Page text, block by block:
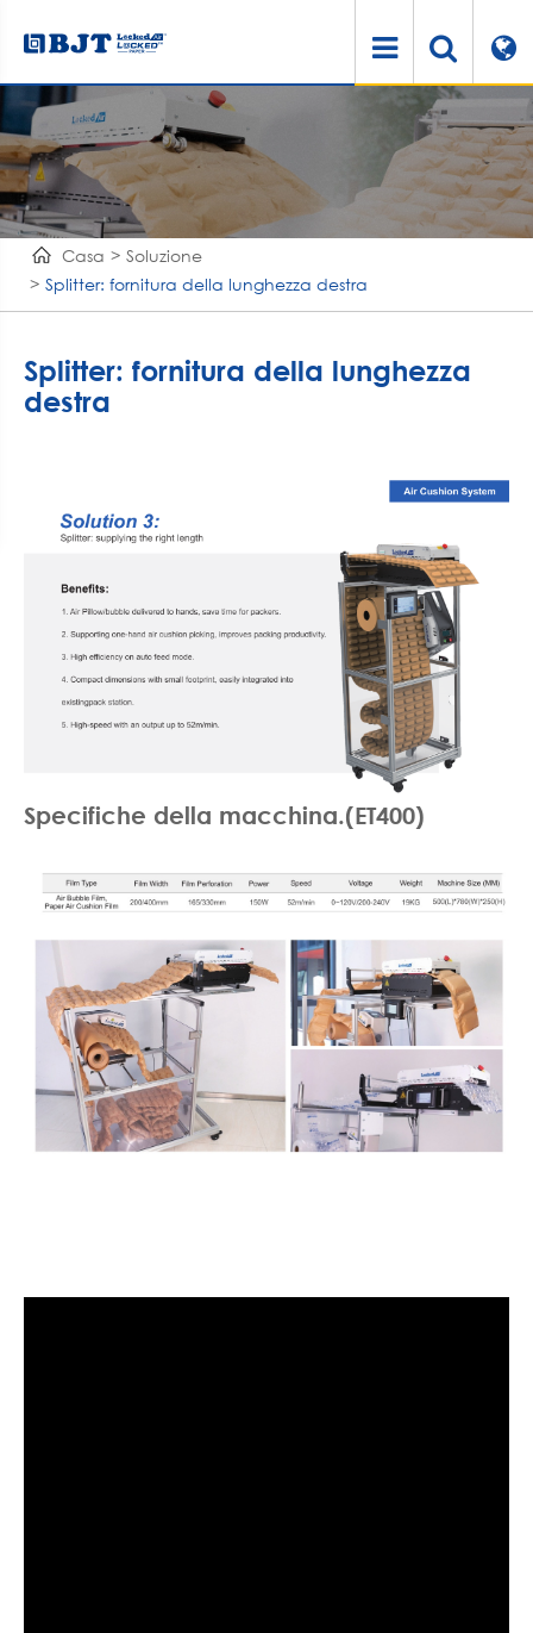
Casa
Soluzione
Splitter: fornitura della lunghezza destra
Splitter: fornitura della lunghezza
destra
Specifiche della macchina.(ET400)